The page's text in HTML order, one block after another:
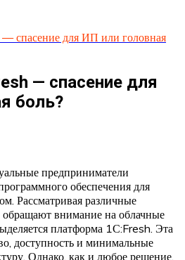
спасение для ИП или головная
— спасение для
боль?
предприниматели
обеспечения для
Рассматривая различные
внимание на облачные
платформа 1С:Fresh. Эта
доступность и минимальные
Однако, как и любое решение,